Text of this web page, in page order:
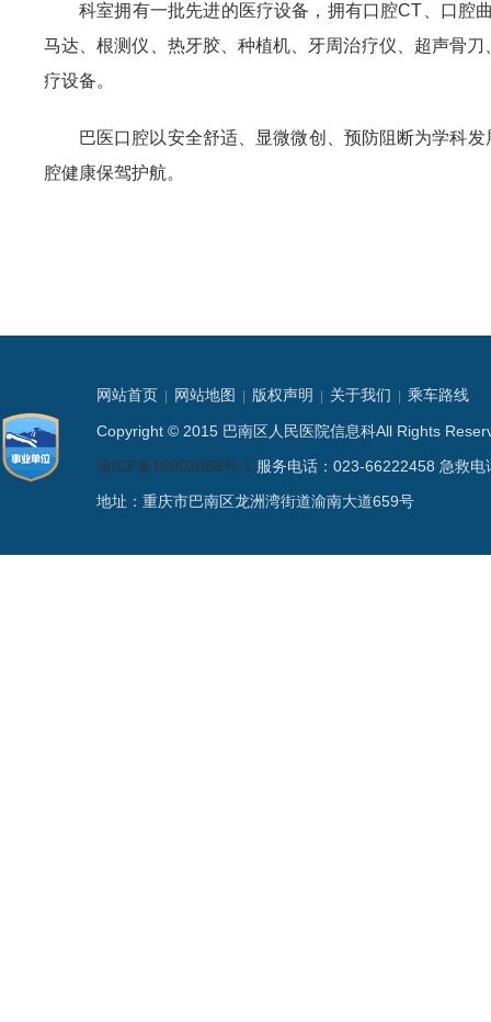
科室拥有一批先进的医疗设备，拥有口腔CT、口腔
马达、根测仪、热牙胶、种植机、牙周治疗仪、超声骨
疗设备。
巴医口腔以安全舒适、显微微创、预防阻断为学科
腔健康保驾护航。
网站首页 网站地图 版权声明 关于我们 乘车路线
Copyright © 2015 巴南区人民医院信息科All Rights
渝ICP备16002088号-1 服务电话：023-66222458 急救
地址：重庆市巴南区龙洲湾街道渝南大道659号